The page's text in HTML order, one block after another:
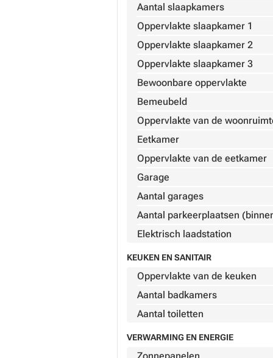
Aantal slaapkamers
Oppervlakte slaapkamer 1
Oppervlakte slaapkamer 2
Oppervlakte slaapkamer 3
Bewoonbare oppervlakte
Bemeubeld
Oppervlakte van de
Eetkamer
Oppervlakte van de eetkamer
Garage
Aantal garages
Aantal parkeerplaatsen
Elektrisch laadstation
KEUKEN EN SANITAIR
Oppervlakte van de keuken
Aantal badkamers
Aantal toiletten
VERWARMING EN ENERGIE